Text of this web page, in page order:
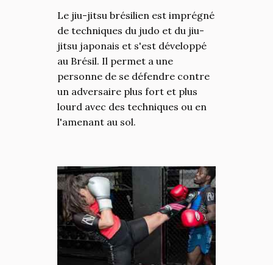
Le jiu-jitsu brésilien est imprégné
de techniques du judo et du jiu-
jitsu japonais et s'est développé
au Brésil. Il permet a une
personne de se défendre contre
un adversaire plus fort et plus
lourd avec des techniques ou en
l'amenant au sol.